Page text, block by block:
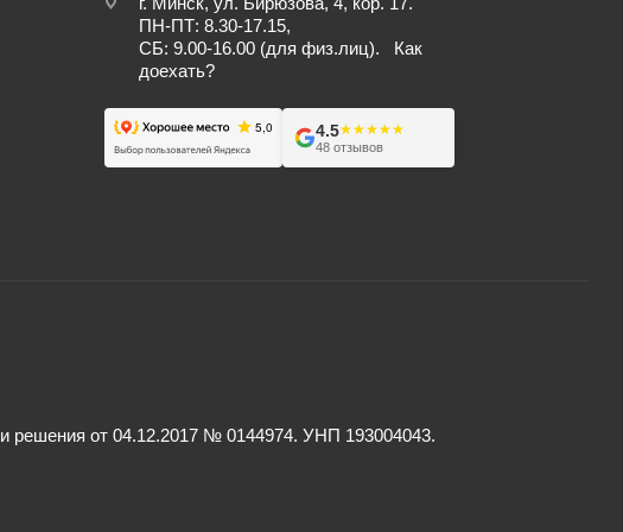
ПН-ПТ: 8.30-17.15,
СБ: 9.00-16.00 (для физ.лиц). Как
доехать?
4.5★★★★★
★★★★★
48 отзывов
от 04.12.2017 № 0144974. УНП 193004043.